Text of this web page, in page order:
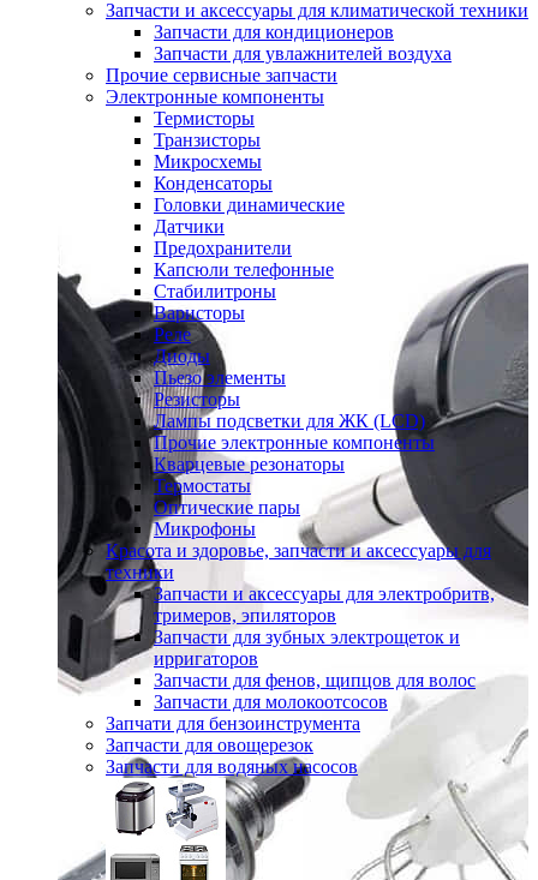
Запчасти и аксессуары для климатической техники
Запчасти для кондиционеров
Запчасти для увлажнителей воздуха
Прочие сервисные запчасти
Электронные компоненты
Термисторы
Транзисторы
Микросхемы
Конденсаторы
Головки динамические
Датчики
Предохранители
Капсюли телефонные
Стабилитроны
Варисторы
Реле
Диоды
Пьезо элементы
Резисторы
Лампы подсветки для ЖК (LCD)
Прочие электронные компоненты
Кварцевые резонаторы
Термостаты
Оптические пары
Микрофоны
Красота и здоровье, запчасти и аксессуары для
техники
Запчасти и аксессуары для электробритв,
тримеров, эпиляторов
Запчасти для зубных электрощеток и
ирригаторов
Запчасти для фенов, щипцов для волос
Запчасти для молокоотсосов
Запчати для бензоинструмента
Запчасти для овощерезок
Запчасти для водяных насосов